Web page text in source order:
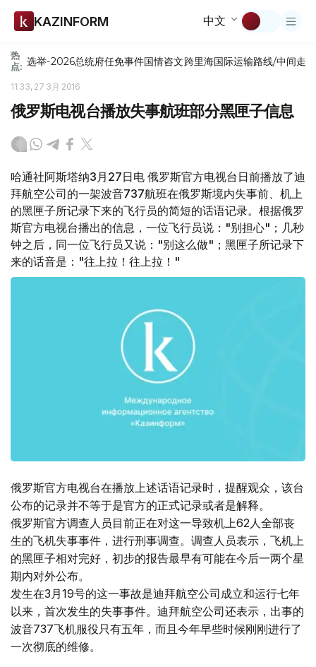
KAZINFORM 中文
热
点: 选举-2026总统府任免事件国情咨文跨里海国际运输路线/中间走廊
11:33, 27 3月 2016
俄罗斯电视台播放失事航班部分黑匣子信息
哈通社阿斯塔纳3月27日电 俄罗斯官方电视台日前播放了迪
拜航空公司的一架波音737航班在俄罗斯境内失事前、机上
的黑匣子所记录下来的飞行员的简短的话语记录。根据俄罗
斯官方电视台播出的信息，一位飞行员说："别担心"；几秒
钟之后，同一位飞行员又说："别这么做"；黑匣子所记录下
来的话音是："往上拉！往上拉！"
俄罗斯官方电视台在播放上述话语记录时，提醒观众，该台
公布的记录并不等于是官方的正式记录或者是解释。
俄罗斯官方调查人员目前正在对这一导致机上62人全部丧
生的飞机失事事件，进行刑事调查。调查人员表示，飞机上
的黑匣子相对完好，初步的报告最早有可能在今后一两个星
期内对外公布。
发生在3月19号的这一事故是迪拜航空公司成立和运行七年
以来，首次发生的失事事件。迪拜航空公司还表示，出事的
波音737飞机服役只有五年，而且今年早些时候刚刚进行了
一次彻底的维修。